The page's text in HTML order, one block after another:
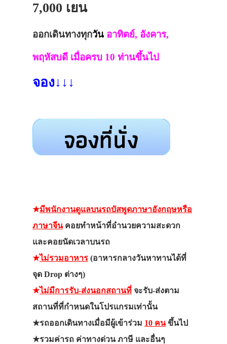
7,000 เยน
ออกเดินทางทุกวัน อาทิตย์, อังคาร,
พฤหัสบดี เมื่อครบ 10 ท่านขึ้นไป
จอง↓↓↓
★มีพนักงานดูแลบนรถบัสพูดภาษาอังกฤษหรือ
ภาษาจีน คอยทำหน้าที่อำนวยความสะดวก
และคอยนัดเวลาบนรถ
★ไม่รวมอาหาร (อาหารกลางวันหาทานได้ที่
จุด Drop ต่างๆ)
★ไม่มีการรับ-ส่งนอกสถานที่ จะรับ-ส่งตาม
สถานที่ที่กำหนดในโปรแกรมเท่านั้น
★รถออกเดินทางเมื่อมีผู้เข้าร่วม 10 คนขึ้นไป
★รวมค่ารถ ค่าทางด่วน ภาษี และอื่นๆ